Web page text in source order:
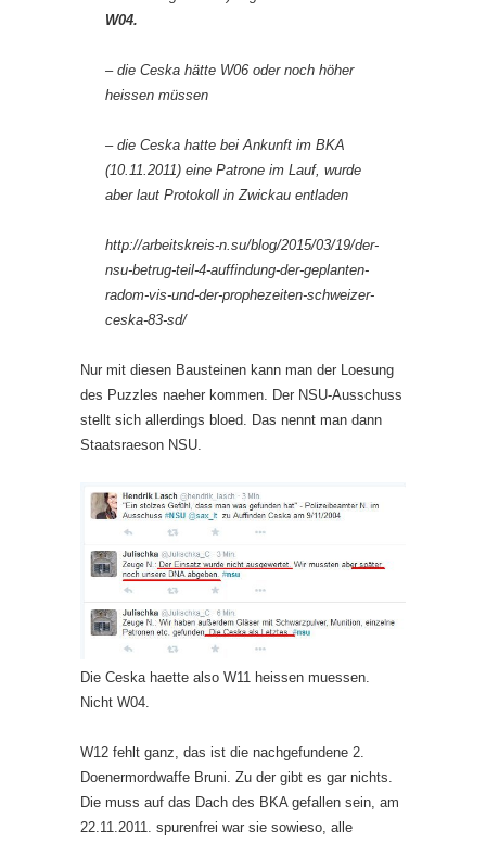
W04.
– die Ceska hätte W06 oder noch höher
heissen müssen
– die Ceska hatte bei Ankunft im BKA
(10.11.2011) eine Patrone im Lauf, wurde
aber laut Protokoll in Zwickau entladen
http://arbeitskreis-n.su/blog/2015/03/19/der-
nsu-betrug-teil-4-auffindung-der-geplanten-
radom-vis-und-der-prophezeiten-schweizer-
ceska-83-sd/
Nur mit diesen Bausteinen kann man der Loesung
des Puzzles naeher kommen. Der NSU-Ausschuss
stellt sich allerdings bloed. Das nennt man dann
Staatsraeson NSU.
Die Ceska haette also W11 heissen muessen.
Nicht W04.
W12 fehlt ganz, das ist die nachgefundene 2.
Doenermordwaffe Bruni. Zu der gibt es gar nichts.
Die muss auf das Dach des BKA gefallen sein, am
22.11.2011. spurenfrei war sie sowieso, alle